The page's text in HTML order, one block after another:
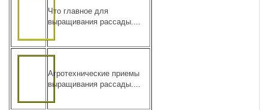
Что главное для
выращивания рассады....
Агротехнические приемы
выращивания рассады....